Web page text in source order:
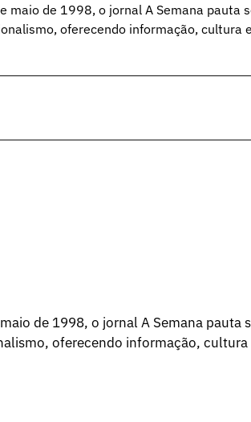
maio de 1998, o jornal A Semana pauta
oferecendo informação, cultura
de 1998, o jornal A Semana
oferecendo informação,